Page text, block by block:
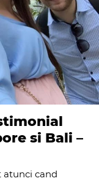
si Bali –
atunci cand